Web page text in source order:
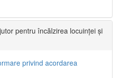
pentru încălzirea locuinței și
privind acordarea